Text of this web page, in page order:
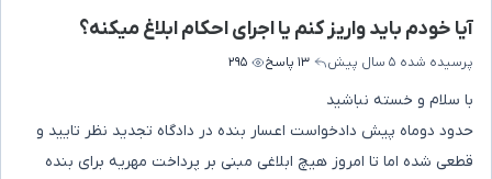
آیا خودم باید واریز کنم یا اجرای احکام ابلاغ میکنه؟
پرسیده شده ۵ سال پیش ۱۳ پاسخ ۲۹۵
با سلام و خسته نباشید
حدود دوماه پیش دادخواست اعسار بنده در دادگاه تجدید نظر تایید و
قطعی شده اما تا امروز هیچ ابلاغی مبنی بر پرداخت مهریه برای بنده